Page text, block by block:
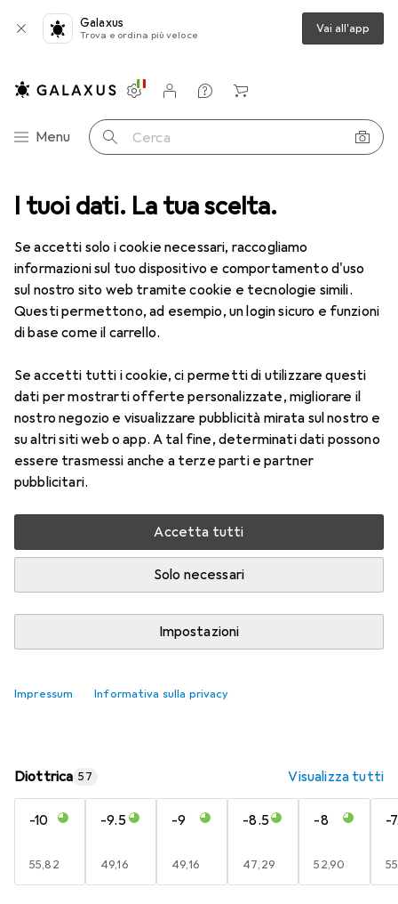
I tuoi dati. La tua scelta.
Se accetti solo i cookie necessari, raccogliamo
informazioni sul tuo dispositivo e comportamento d'uso
sul nostro sito web tramite cookie e tecnologie simili.
Questi permettono, ad esempio, un login sicuro e funzioni
di base come il carrello.
Se accetti tutti i cookie, ci permetti di utilizzare questi
dati per mostrarti offerte personalizzate, migliorare il
nostro negozio e visualizzare pubblicità mirata sul nostro e
su altri siti web o app. A tal fine, determinati dati possono
essere trasmessi anche a terze parti e partner
pubblicitari.
Accetta tutti
Solo necessari
Impostazioni
Impressum Informativa sulla privacy
Galaxus
Trova e ordina più veloce Vai all'app
Categoria Navigazione
Menu Cerca
Impostazioni
Conto cliente
Liste di confronto
Liste dei desideri
Carrello
Lenti a contatto Air Optix più HydraGlyde per l'astigmatismo
1 Immagine
Air Optix più HydraGlyde per
-7, Obiettivo mensile, 6 pz., Torico
Prezzo in EUR IVA incl.
EUR
49,16 EUR
8,20/1pz.
Consegna tra lun, 17/8 e mer, 19/8
Più di 10 pezzi in stock presso il fornitore
Aggiungi al carrello
Diottrica 57 Visualizza tutti
-10
EUR
55,82
-9.5
EUR
49,16
-9
EUR
49,16
-8.5
EUR
47,29
-8
EUR
52,90
-